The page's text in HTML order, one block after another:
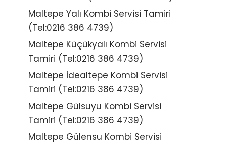
Maltepe Yalı Kombi Servisi Tamiri
(Tel:0216 386 4739)
Maltepe Küçükyalı Kombi Servisi
Tamiri (Tel:0216 386 4739)
Maltepe İdealtepe Kombi Servisi
Tamiri (Tel:0216 386 4739)
Maltepe Gülsuyu Kombi Servisi
Tamiri (Tel:0216 386 4739)
Maltepe Gülensu Kombi Servisi